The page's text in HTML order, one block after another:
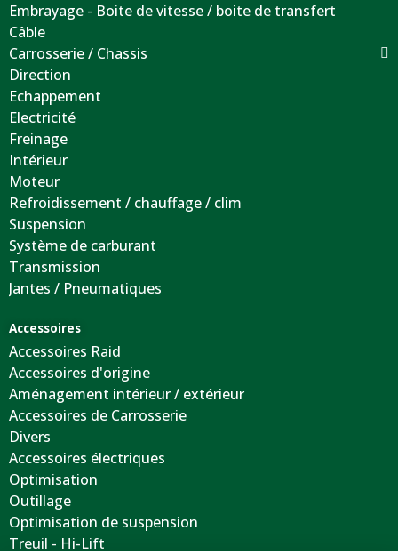
Embrayage - Boite de vitesse / boite de transfert
Câble
Carrosserie / Chassis
Direction
Echappement
Electricité
Freinage
Intérieur
Moteur
Refroidissement / chauffage / clim
Suspension
Système de carburant
Transmission
Jantes / Pneumatiques
Accessoires
Accessoires Raid
Accessoires d'origine
Aménagement intérieur / extérieur
Accessoires de Carrosserie
Divers
Accessoires électriques
Optimisation
Outillage
Optimisation de suspension
Treuil - Hi-Lift